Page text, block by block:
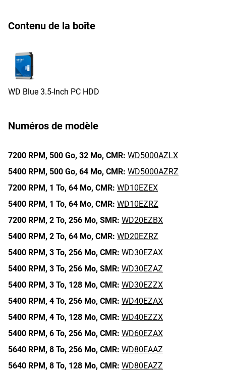
Contenu de la boîte
WD Blue 3.5-Inch PC HDD
Numéros de modèle
7200 RPM, 500 Go, 32 Mo, CMR: WD5000AZLX
5400 RPM, 500 Go, 64 Mo, CMR: WD5000AZRZ
7200 RPM, 1 To, 64 Mo, CMR: WD10EZEX
5400 RPM, 1 To, 64 Mo, CMR: WD10EZRZ
7200 RPM, 2 To, 256 Mo, SMR: WD20EZBX
5400 RPM, 2 To, 64 Mo, CMR: WD20EZRZ
5400 RPM, 3 To, 256 Mo, CMR: WD30EZAX
5400 RPM, 3 To, 256 Mo, SMR: WD30EZAZ
5400 RPM, 3 To, 128 Mo, CMR: WD30EZZX
5400 RPM, 4 To, 256 Mo, CMR: WD40EZAX
5400 RPM, 4 To, 128 Mo, CMR: WD40EZZX
5400 RPM, 6 To, 256 Mo, CMR: WD60EZAX
5640 RPM, 8 To, 256 Mo, CMR: WD80EAAZ
5640 RPM, 8 To, 128 Mo, CMR: WD80EAZZ